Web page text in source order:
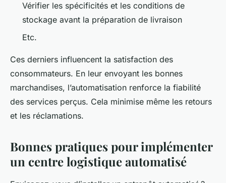
Vérifier les spécificités et les conditions de
stockage avant la préparation de livraison
Etc.
Ces derniers influencent la satisfaction des
consommateurs. En leur envoyant les bonnes
marchandises, l’automatisation renforce la fiabilité
des services perçus. Cela minimise même les retours
et les réclamations.
Bonnes pratiques pour implémenter
un centre logistique automatisé